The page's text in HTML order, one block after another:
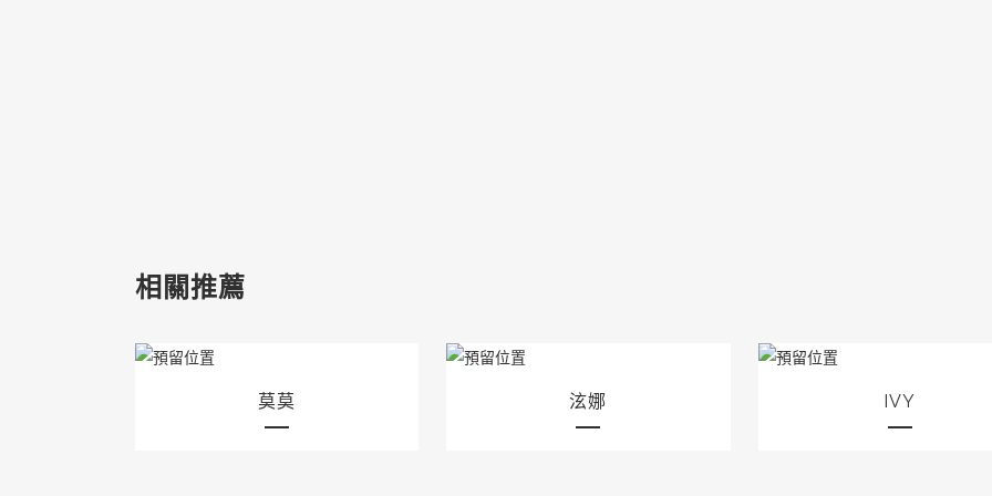
相關推薦
莫莫 泫娜 IVY